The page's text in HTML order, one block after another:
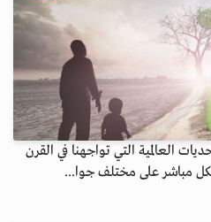
العالمية التي تواجهنا في القرن
مباشر على مختلف جوا...